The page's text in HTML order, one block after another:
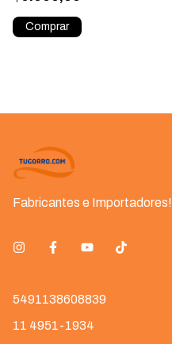
Fabricantes e Importadores!
5491138608839
11 4951-1934